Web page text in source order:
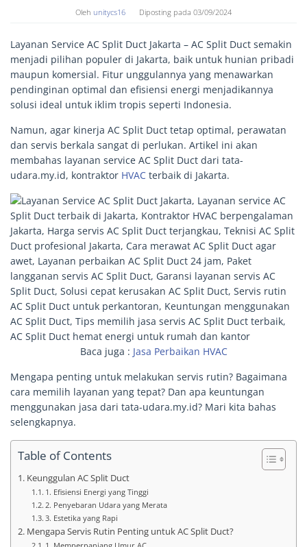
Oleh unitycs16 Diposting pada 03/09/2024
Layanan Service AC Split Duct Jakarta – AC Split Duct semakin
menjadi pilihan populer di Jakarta, baik untuk hunian pribadi
maupun komersial. Fitur unggulannya yang menawarkan
pendinginan optimal dan efisiensi energi menjadikannya
solusi ideal untuk iklim tropis seperti Indonesia.
Namun, agar kinerja AC Split Duct tetap optimal, perawatan
dan servis berkala sangat di perlukan. Artikel ini akan
membahas layanan service AC Split Duct dari tata-
udara.my.id, kontraktor HVAC terbaik di Jakarta.
Baca juga : Jasa Perbaikan HVAC
Mengapa penting untuk melakukan servis rutin? Bagaimana
cara memilih layanan yang tepat? Dan apa keuntungan
menggunakan jasa dari tata-udara.my.id? Mari kita bahas
selengkapnya.
Table of Contents
Keunggulan AC Split Duct
1. Efisiensi Energi yang Tinggi
2. Penyebaran Udara yang Merata
3. Estetika yang Rapi
Mengapa Servis Rutin Penting untuk AC Split Duct?